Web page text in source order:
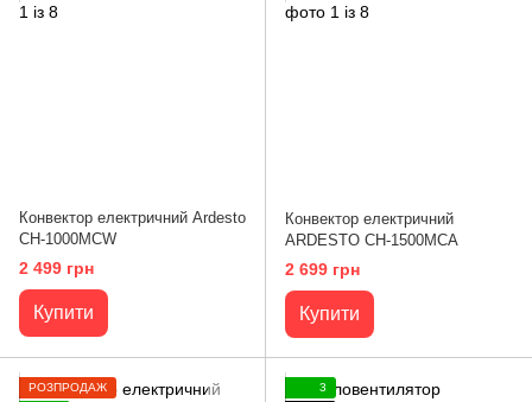
Конвектор електричний Ardesto
CH-1000MCW
2 499 грн
Купити
Конвектор електричний
ARDESTO CH-1500MCA
2 699 грн
Купити
РОЗПРОДАЖ
3